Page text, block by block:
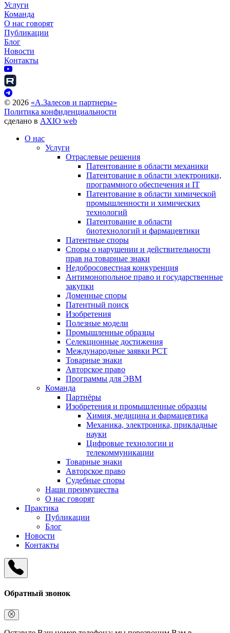
Услуги
Команда
О нас говорят
Публикации
Блог
Новости
Контакты
© 2026 «А.Залесов и партнеры»
Политика конфиденциальности
сделано в AXIO web
О нас
Услуги
Отраслевые решения
Патентование в области механики
Патентование в области электроники,
программного обеспечения и IT
Патентование в области химической
промышленности и химических
технологий
Патентование в области
биотехнологий и фармацевтики
Патентные споры
Споры о нарушении и действительности
прав на товарные знаки
Недобросовестная конкуренция
Антимонопольное право и государственные
закупки
Доменные споры
Патентный поиск
Изобретения
Полезные модели
Промышленные образцы
Селекционные достижения
Международные заявки PCT
Товарные знаки
Авторское право
Программы для ЭВМ
Команда
Партнёры
Изобретения и промышленные образцы
Химия, медицина и фармацевтика
Механика, электроника, прикладные
науки
Цифровые технологии и
телекоммуникации
Товарные знаки
Авторское право
Судебные споры
Наши преимущества
О нас говорят
Практика
Публикации
Блог
Новости
Контакты
Обратный звонок